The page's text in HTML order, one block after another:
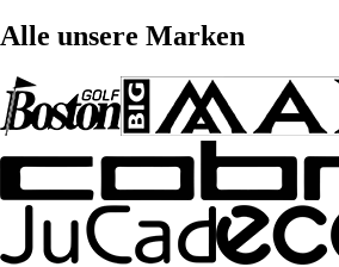
Alle unsere Marken